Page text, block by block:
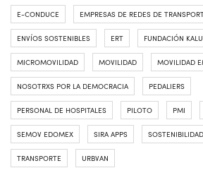
E-CONDUCE EMPRESAS DE REDES DE
ENVÍOS SOSTENIBLES ERT FUNDACIÓN
MICROMOVILIDAD MOVILIDAD MOVILIDAD
NOSOTRXS POR LA DEMOCRACIA PEDALIERS
PERSONAL DE HOSPITALES PILOTO PMI
SEMOV EDOMEX SIRA APPS SOSTENIBILIDAD
TRANSPORTE URBVAN